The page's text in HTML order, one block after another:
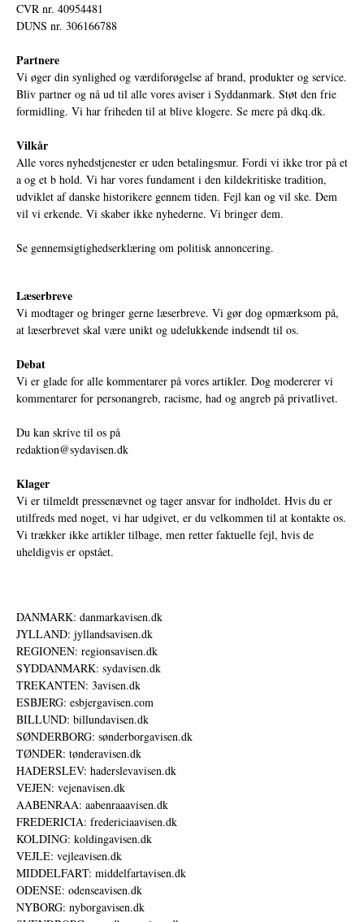
CVR nr. 40954481
DUNS nr. 306166788
Partnere
Vi øger din synlighed og værdiforøgelse af brand, produkter og service.
Bliv partner og nå ud til alle vores aviser i Syddanmark. Støt den frie
formidling. Vi har friheden til at blive klogere. Se mere på dkq.dk.
Vilkår
Alle vores nyhedstjenester er uden betalingsmur. Fordi vi ikke tror på et
a og et b hold. Vi har vores fundament i den kildekritiske tradition,
udviklet af danske historikere gennem tiden. Fejl kan og vil ske. Dem
vil vi erkende. Vi skaber ikke nyhederne. Vi bringer dem.
Se gennemsigtighedserklæring om politisk annoncering.
Læserbreve
Vi modtager og bringer gerne læserbreve. Vi gør dog opmærksom på,
at læserbrevet skal være unikt og udelukkende indsendt til os.
Debat
Vi er glade for alle kommentarer på vores artikler. Dog modererer vi
kommentarer for personangreb, racisme, had og angreb på privatlivet.
Du kan skrive til os på
redaktion@sydavisen.dk
Klager
Vi er tilmeldt pressenævnet og tager ansvar for indholdet. Hvis du er
utilfreds med noget, vi har udgivet, er du velkommen til at kontakte os.
Vi trækker ikke artikler tilbage, men retter faktuelle fejl, hvis de
uheldigvis er opstået.
DANMARK: danmarkavisen.dk
JYLLAND: jyllandsavisen.dk
REGIONEN: regionsavisen.dk
SYDDANMARK: sydavisen.dk
TREKANTEN: 3avisen.dk
ESBJERG: esbjergavisen.com
BILLUND: billundavisen.dk
SØNDERBORG: sønderborgavisen.dk
TØNDER: tønderavisen.dk
HADERSLEV: haderslevavisen.dk
VEJEN: vejenavisen.dk
AABENRAA: aabenraaavisen.dk
FREDERICIA: fredericiaavisen.dk
KOLDING: koldingavisen.dk
VEJLE: vejleavisen.dk
MIDDELFART: middelfartavisen.dk
ODENSE: odenseavisen.dk
NYBORG: nyborgavisen.dk